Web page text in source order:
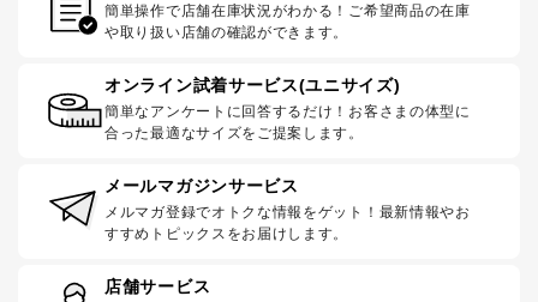
簡単操作で店舗在庫状況がわかる！ご希望商品の在庫
や取り扱い店舗の確認ができます。
オンライン試着サービス(ユニサイズ)
簡単なアンケートに回答するだけ！お客さまの体型に
合った最適なサイズをご提案します。
メールマガジンサービス
メルマガ登録でオトクな情報をゲット！最新情報やお
すすめトピックスをお届けします。
店舗サービス